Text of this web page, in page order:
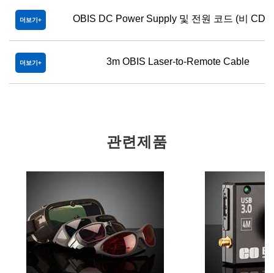
더보기 OBIS DC Power Supply 및 전원 코드 (비
더보기 3m OBIS Laser-to-Remote Cable
관련제품